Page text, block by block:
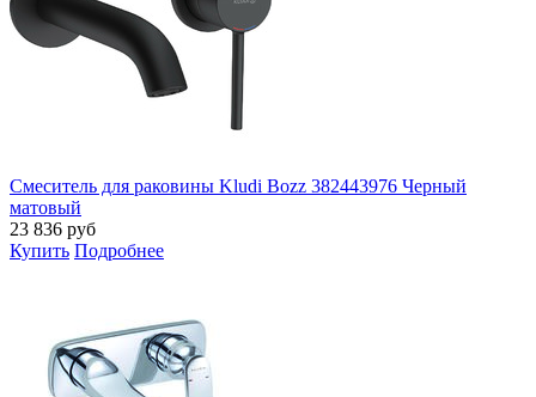
Смеситель для раковины Kludi Bozz 382443976 Черный
матовый
23 836 руб
Купить Подробнее